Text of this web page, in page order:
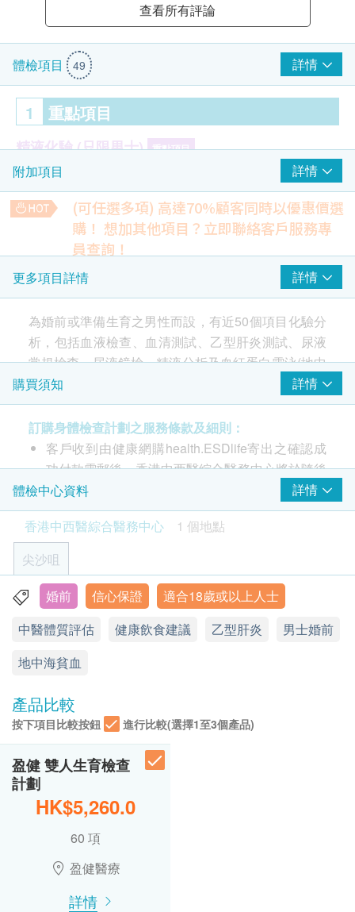
查看所有評論
體檢項目 49 詳情
1 重點項目
精液化驗 (只限男士) 重點項目
精液容量
精液黏度
精液酸鹼度
愛滋病 HIV 重點項目
愛滋病病毒抗原及抗體
2 基本項目
血液檢查
紅血球計數
血紅蛋白
紅血球壓積量
紅血球平均體積
紅血球平均紅蛋白
紅血球分佈寛度
白血球
嗜中性白血球百份比
淋巴球百份比
單核白血球百份比
嗜酸性白血球百份比
嗜鹼性白血球百份比
嗜中性白血球
淋巴白血球
嗜酸性白血球
嗜鹼性白血球
平均血紅蛋白濃度
泌尿情況
小便顏色
小便清濁度
小便比重
小便尿糖
附加項目 詳情
(可任選多項) 高達70%顧客同時以優惠價選
購！ 想加其他項目？立即聯絡客戶服務專
員查詢！
胸肺X光
*此項目或需另約日期到中心進行檢查
480.0
糖化血色素
HK$340.0
是卵巢功能的重要指標，用來預測卵巢中卵泡的庫存量。
HK$ 1,200.0
更多項目詳情 詳情
為婚前或準備生育之男性而設，有近50個項目化驗分
析，包括血液檢查、血清測試、乙型肝炎測試、尿液
常規檢查、尿液鏡檢、精液分析及血紅蛋白電泳(地中
海貧血) 檢測。
「中西結合男性全面婚前檢查」是針對計劃組織家庭
或準備生育之男性的全面健康檢查。 計劃含近50個項
目化驗分析，包括血液檢查、血清測試、乙型肝炎測
試、尿液常規檢查、尿液鏡檢、精液分析及血紅蛋白
電泳(地中海貧血) 檢測。
本計劃能有效幫助全面了解身體健康狀況、家族病史
及遺傳基因等認識。
透過檢測而得知有否貧血、白血球過多症、血癌、乙
型肝炎、引起新生兒溶血症的Rh因子、地中海貧血、
梅毒、愛滋病毒等有可能會傳染或影響下一代的疾病
和因子，可以有更充足的心理準備、予以應對及治
理，以確保下一代健康快樂地成長。
購買須知 詳情
訂購身體檢查計劃之服務條款及細則：
客戶收到由健康網購health.ESDlife寄出之確認成
功付款電郵後，香港中西醫綜合醫務中心將於隨後
1-2個工作天辦公時間內，致電客戶預約身體檢查
的時間及地點。客戶亦可致電查詢或在訂單確認後
1個工作天致電該中心預約。
客戶必須於預約當天出示身份證及列印訂購確認信
以確認身份。
驗身過程由醫護人員主理。
健康檢查計劃不適用於星期日及公眾假期 。
健康檢查計劃有效期為6個月，客戶必須於6個月內
(由確認付款日期起計)接受有關檢查，逾期作廢。
訂購一經確認，不設更改已訂購的計劃，轉讓給第
三者及／或退款。
如有爭議，健康網購health.ESDlife保留最後決定
所有健康檢查並非作為醫務診斷或治療用途。
免責聲明：
所有健康檢查/服務並非作為醫務診斷或治療用
途。當閣下身體健康出現任何疾病徵兆時，應立即
諮詢有認可資格的醫生，作出診斷及治療。
本服務/產品由商戶提供。生活易【健康網購
health.ESDlife】並沒有經營或提供本服務/產品。
體檢中心資料
詳情
香港中西醫綜合醫務中心
1 個地點
尖沙咀
香港九龍尖沙咀堪富利士道8號格蘭中心7樓701-2室 (港鐵
星期一至五: 9:30a.m. – 7:30p.m.
星期六: 9:30a.m. – 2:00p.m.
星期日及公眾假期: 休息
中醫
星期一至五(星期三除外): 9:30a.m. – 12:00p.m.
星期三: 11:00a.m. – 7:30p.m.
星期六: 9:30a.m. – 2:00p.m.
婚前 信心保證
適合18歲或以上人士
中醫體質評估
健康飲食建議 乙型肝炎
男士婚前
地中海貧血
產品比較
按下項目比較按鈕 進行比較(選擇1至3個產品)
盈健 雙人生育檢查
計劃
HK$5,260.0
60 項
盈健醫療
詳情